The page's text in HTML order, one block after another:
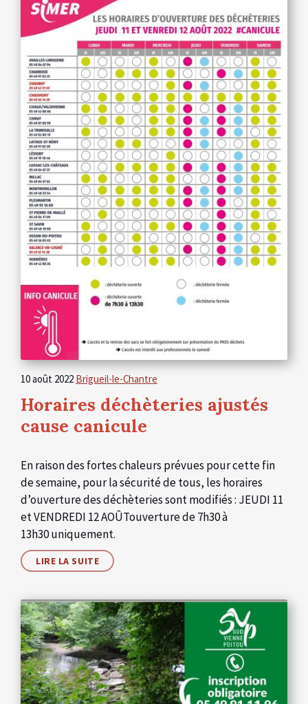
10 août 2022 Brigueil-le-Chantre
Horaires déchèteries ajustés
cause canicule
En raison des fortes chaleurs prévues pour cette fin
de semaine, pour la sécurité de tous, les horaires
d’ouverture des déchèteries sont modifiés : JEUDI 11
et VENDREDI 12 AOÛTouverture de 7h30 à
13h30 uniquement.
LIRE LA SUITE